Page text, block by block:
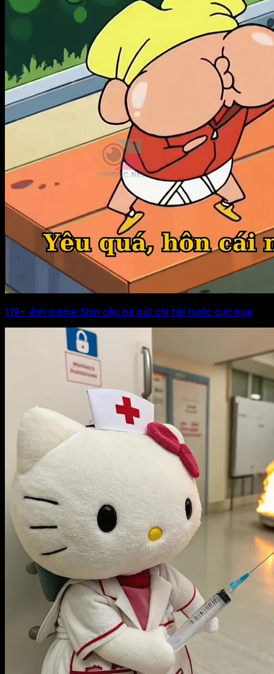
119+ ảnh meme Shin cậu bé bút chì hài hước cực bựa